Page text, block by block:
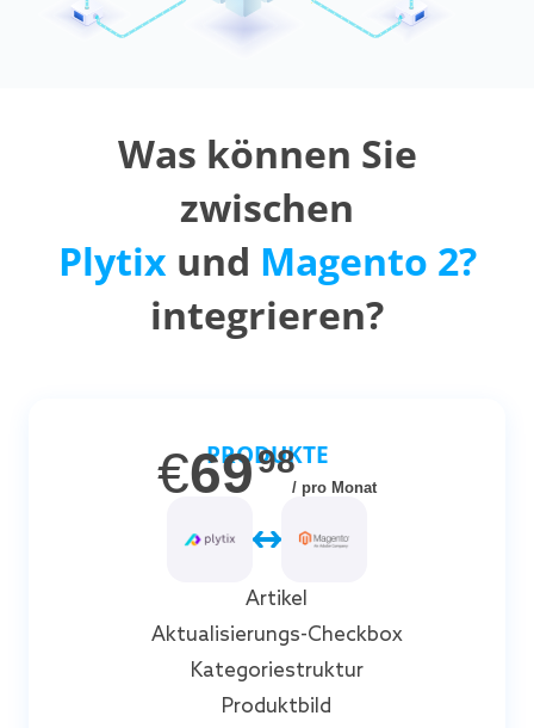
Was können Sie
zwischen
Plytix und Magento 2?
integrieren?
PRODUKTE
€6998
/ pro Monat
Artikel
Aktualisierungs-Checkbox
Kategoriestruktur
Produktbild